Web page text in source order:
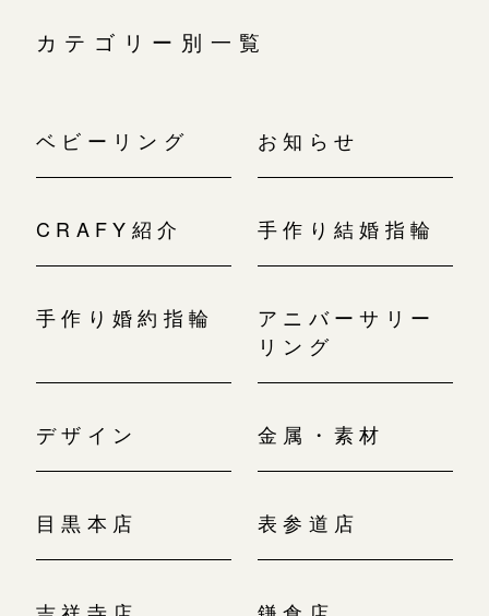
カテゴリー別一覧
ベビーリング お知らせ
CRAFY紹介 手作り結婚指輪
手作り婚約指輪
アニバーサリー
リング
デザイン 金属・素材
目黒本店 表参道店